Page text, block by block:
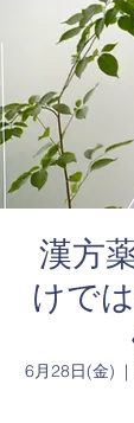
漢方
けで
6月28日(金)
  |